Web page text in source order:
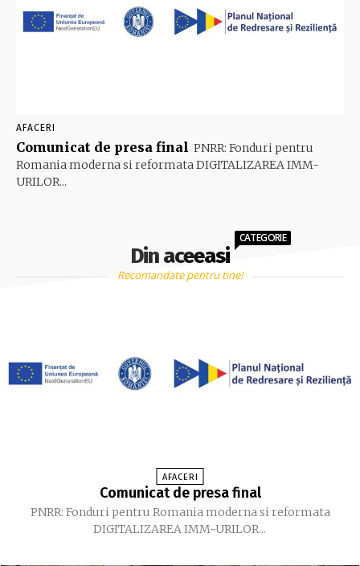
AFACERI
Comunicat de presa final PNRR: Fonduri pentru
Romania moderna si reformata DIGITALIZAREA IMM-
URILOR...
Din aceeasi
CATEGORIE
Recomandate pentru tine!
AFACERI
Comunicat de presa final
PNRR: Fonduri pentru Romania moderna si reformata
DIGITALIZAREA IMM-URILOR...